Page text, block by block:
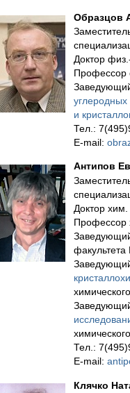
Образцов
Доктор
Профессор
и
Тел.:
E-mail:
Антипов
Доктор хим.
Профессор
Тел.:
E-mail:
Клячко